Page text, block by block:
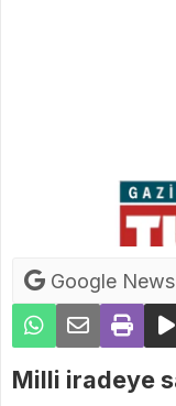
Google News
Milli iradeye